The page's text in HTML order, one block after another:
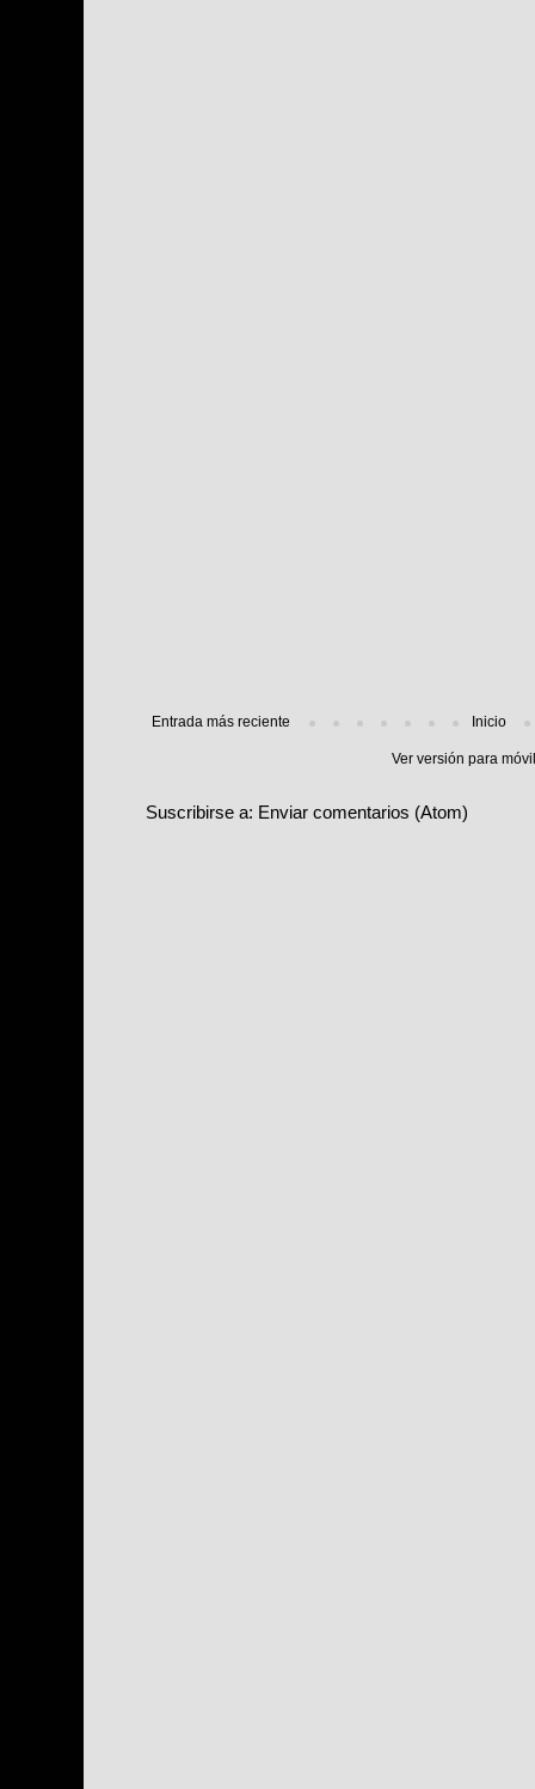
Entrada más reciente Inicio
Ver versión para
Suscribirse a: Enviar comentarios (Atom)